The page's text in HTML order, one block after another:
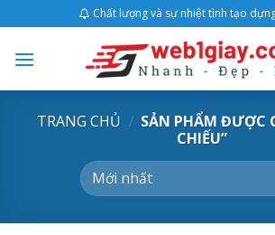
content
Chất lượng và sự nhiệt tình tạo
TRANG CHỦ / SẢN PHẨM ĐƯỢC
CHIẾU”